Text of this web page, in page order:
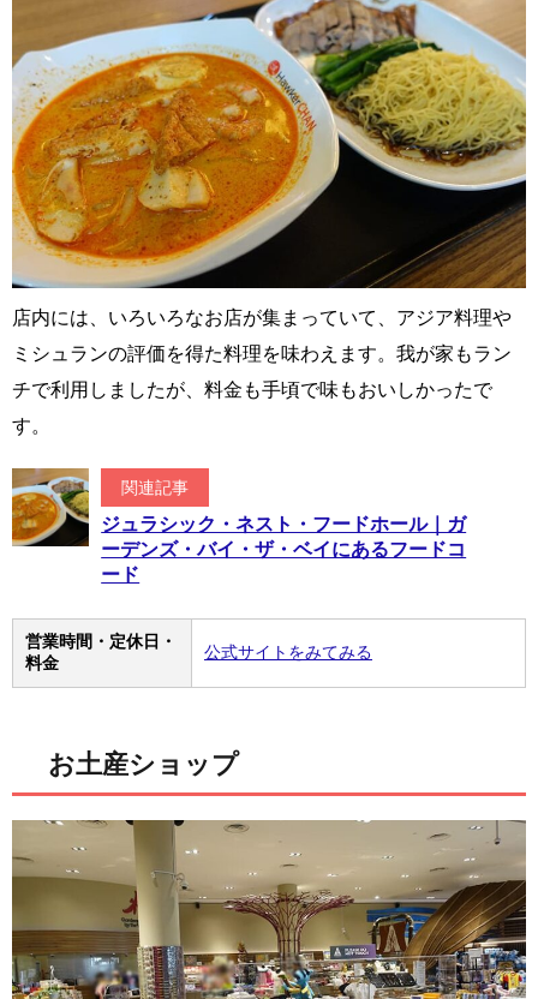
店内には、いろいろなお店が集まっていて、アジア料理や
ミシュランの評価を得た料理を味わえます。我が家もラン
チで利用しましたが、料金も手頃で味もおいしかったで
す。
関連記事
ジュラシック・ネスト・フードホール｜ガ
ーデンズ・バイ・ザ・ベイにあるフードコ
ード
営業時間・定休日・
料金
公式サイトをみてみる
お土産ショップ